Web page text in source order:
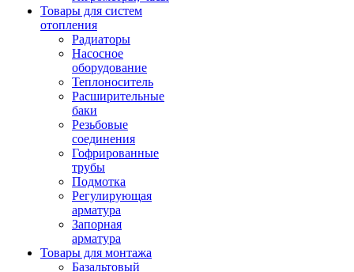
Товары для систем
отопления
Радиаторы
Насосное
оборудование
Теплоноситель
Расширительные
баки
Резьбовые
соединения
Гофрированные
трубы
Подмотка
Регулирующая
арматура
Запорная
арматура
Товары для монтажа
Базальтовый